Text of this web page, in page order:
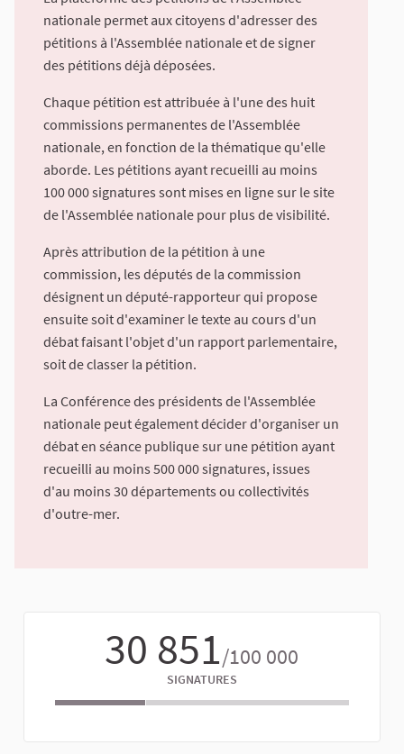
nationale permet aux citoyens d'adresser des
pétitions à l'Assemblée nationale et de signer
des pétitions déjà déposées.
Chaque pétition est attribuée à l'une des huit
commissions permanentes de l'Assemblée
nationale, en fonction de la thématique qu'elle
aborde. Les pétitions ayant recueilli au moins
100 000 signatures sont mises en ligne sur le site
de l'Assemblée nationale pour plus de visibilité.
Après attribution de la pétition à une
commission, les députés de la commission
désignent un député-rapporteur qui propose
ensuite soit d'examiner le texte au cours d'un
débat faisant l'objet d'un rapport parlementaire,
soit de classer la pétition.
La Conférence des présidents de l'Assemblée
nationale peut également décider d'organiser un
débat en séance publique sur une pétition ayant
recueilli au moins 500 000 signatures, issues
d'au moins 30 départements ou collectivités
d'outre-mer.
30 851/100 000
SIGNATURES